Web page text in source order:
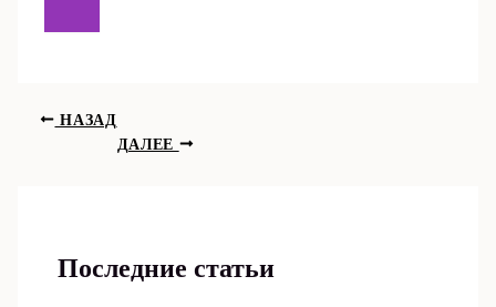
НАЗАД
ДАЛЕЕ
Последние статьи